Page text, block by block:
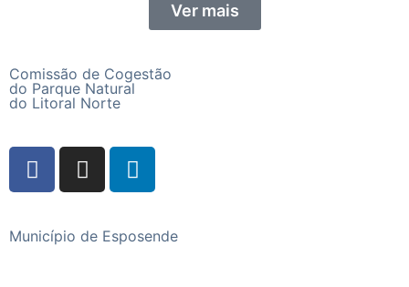
Ver mais
Comissão de Cogestão
do Parque Natural
do Litoral Norte
Município de Esposende